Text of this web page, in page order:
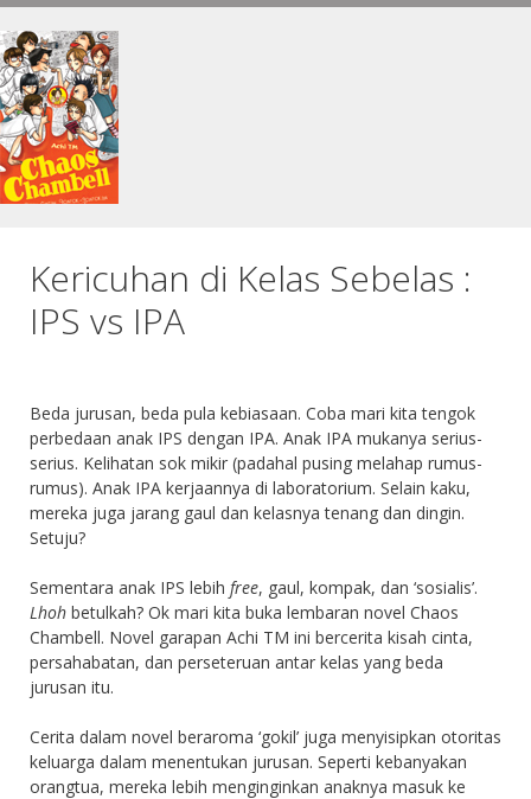
Kericuhan di Kelas Sebelas :
IPS vs IPA
Beda jurusan, beda pula kebiasaan. Coba mari kita tengok
perbedaan anak IPS dengan IPA. Anak IPA mukanya serius-
serius. Kelihatan sok mikir (padahal pusing melahap rumus-
rumus). Anak IPA kerjaannya di laboratorium. Selain kaku,
mereka juga jarang gaul dan kelasnya tenang dan dingin.
Setuju?
Sementara anak IPS lebih free, gaul, kompak, dan ‘sosialis’.
Lhoh betulkah? Ok mari kita buka lembaran novel Chaos
Chambell. Novel garapan Achi TM ini bercerita kisah cinta,
persahabatan, dan perseteruan antar kelas yang beda
jurusan itu.
Cerita dalam novel beraroma ‘gokil’ juga menyisipkan otoritas
keluarga dalam menentukan jurusan. Seperti kebanyakan
orangtua, mereka lebih menginginkan anaknya masuk ke